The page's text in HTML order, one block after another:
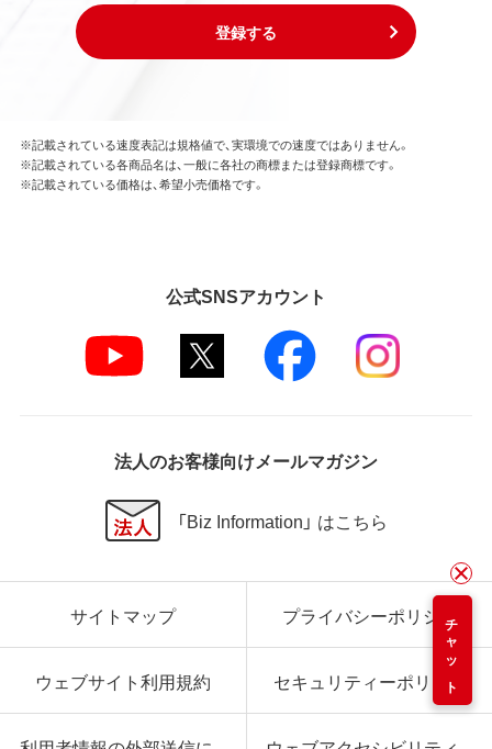
登録する
チャット
※記載されている速度表記は規格値で、実環境での速度ではありません。
※記載されている各商品名は、一般に各社の商標または登録商標です。
※記載されている価格は、希望小売価格です。
公式SNSアカウント
法人のお客様向けメールマガジン
「Biz Information」 はこちら
サイトマップ プライバシーポリシー
ウェブサイト利用規約 セキュリティーポリシー